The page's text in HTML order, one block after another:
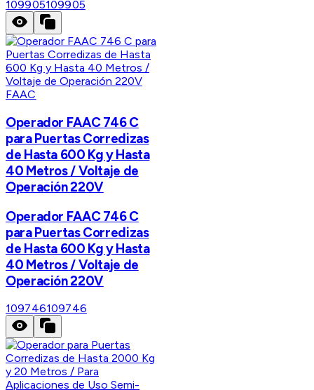
109905109905
FAAC
Operador FAAC 746 C
para Puertas Corredizas
de Hasta 600 Kg y Hasta
40 Metros / Voltaje de
Operación 220V
Operador FAAC 746 C
para Puertas Corredizas
de Hasta 600 Kg y Hasta
40 Metros / Voltaje de
Operación 220V
109746109746